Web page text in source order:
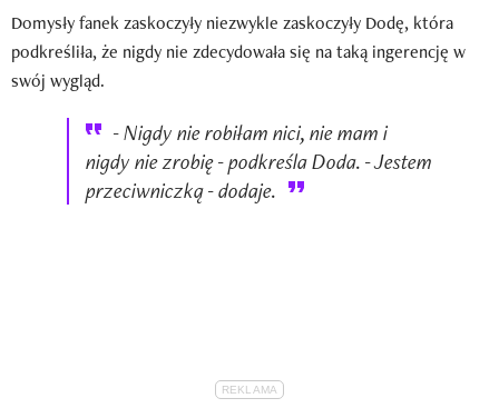
Domysły fanek zaskoczyły niezwykle zaskoczyły Dodę, która
podkreśliła, że nigdy nie zdecydowała się na taką ingerencję w
swój wygląd.
- Nigdy nie robiłam nici, nie mam i
nigdy nie zrobię - podkreśla Doda. - Jestem
przeciwniczką - dodaje.